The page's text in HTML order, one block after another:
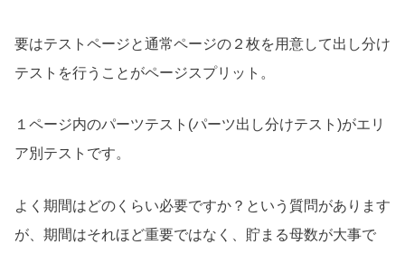
要はテストページと通常ページの２枚を用意して出し分け
テストを行うことがページスプリット。
１ページ内のパーツテスト(パーツ出し分けテスト)がエリ
ア別テストです。
よく期間はどのくらい必要ですか？という質問があります
が、期間はそれほど重要ではなく、貯まる母数が大事で